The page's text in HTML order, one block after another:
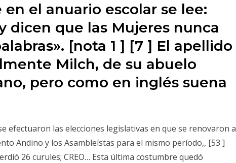
el anuario escolar se lee:
dicen que las Mujeres nunca
[nota 1 ] [7 ] El apellido
Milch, de su abuelo
pero como en inglés suena
efectuaron las elecciones legislativas en que se renovaron a
Andino y los Asambleístas para el mismo período,, [53 ]
26 curules; CREO… Esta última costumbre quedó